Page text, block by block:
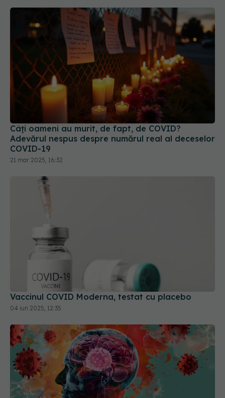
Câți oameni au murit, de fapt, de COVID?
Adevărul nespus despre numărul real al deceselor
COVID-19
21 mar 2025, 16:32
Vaccinul COVID Moderna, testat cu placebo
04 iun 2025, 12:35